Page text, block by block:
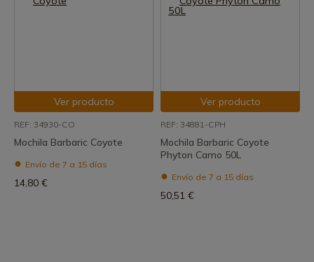
Ver producto
REF: 34930-CO
Mochila Barbaric Coyote
Envío de 7 a 15 días
14,80 €
Ver producto
REF: 34881-CPH
Mochila Barbaric Coyote
Phyton Camo 50L
Envío de 7 a 15 días
50,51 €